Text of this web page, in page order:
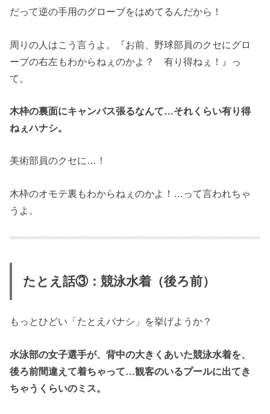
だって逆の手用のグローブをはめてるんだから！
周りの人はこう言うよ。『お前、野球部員のクセにグロ
ーブの右左もわからねぇのかよ？ 有り得ねぇ！』っ
て。
木枠の裏面にキャンバス張るなんて…それくらい有り得
ねぇハナシ。
美術部員のクセに…！
木枠のオモテ裏もわからねぇのかよ！…って言われちゃ
うよ。
たとえ話③：競泳水着（後ろ前）
もっとひどい「たとえバナシ」を挙げようか？
水泳部の女子選手が、背中の大きくあいた競泳水着を、
後ろ前間違えて着ちゃって…観客のいるプールに出てき
ちゃうくらいのミス。